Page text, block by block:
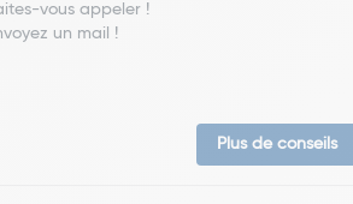
vous appeler !
un mail !
Plus de conseils